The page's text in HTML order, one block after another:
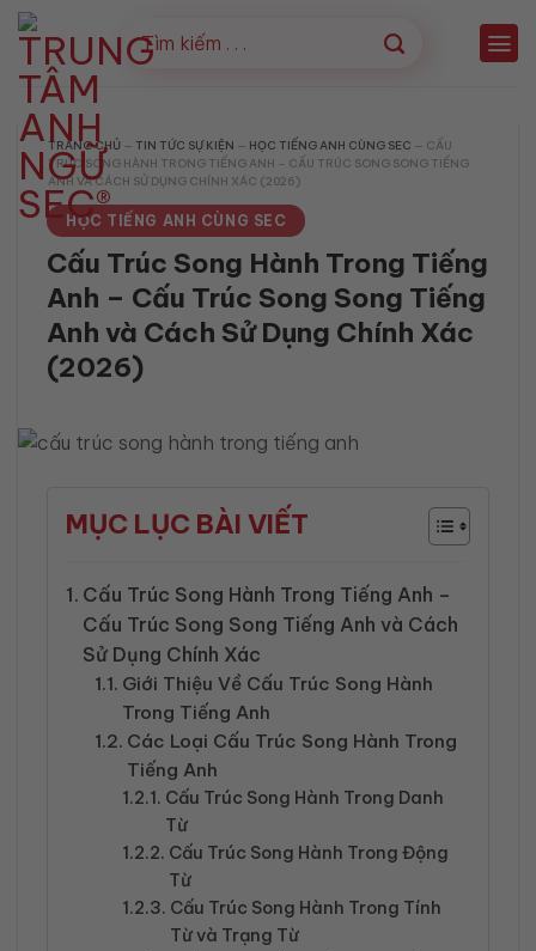
Bỏ
qua
nội
dung
TRANG CHỦ — TIN TỨC SỰ KIỆN — HỌC TIẾNG ANH CÙNG SEC — CẤU
TRÚC SONG HÀNH TRONG TIẾNG ANH – CẤU TRÚC SONG SONG TIẾNG
ANH VÀ CÁCH SỬ DỤNG CHÍNH XÁC (2026)
HỌC TIẾNG ANH CÙNG SEC
Cấu Trúc Song Hành Trong Tiếng
Anh – Cấu Trúc Song Song Tiếng
Anh và Cách Sử Dụng Chính Xác
(2026)
MỤC LỤC BÀI VIẾT
Cấu Trúc Song Hành Trong Tiếng Anh –
Cấu Trúc Song Song Tiếng Anh và Cách
Sử Dụng Chính Xác
Giới Thiệu Về Cấu Trúc Song Hành
Trong Tiếng Anh
Các Loại Cấu Trúc Song Hành Trong
Tiếng Anh
Cấu Trúc Song Hành Trong Danh
Từ
Cấu Trúc Song Hành Trong Động
Từ
Cấu Trúc Song Hành Trong Tính
Từ và Trạng Từ